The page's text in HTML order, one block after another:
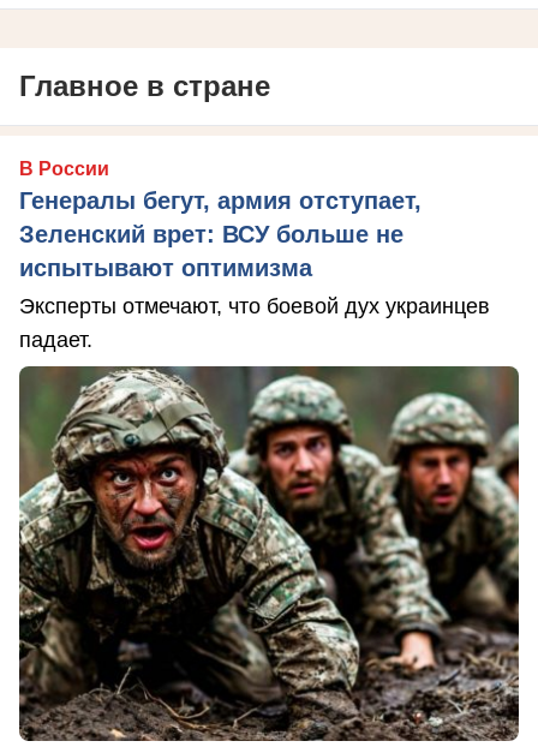
Главное в стране
В России
Генералы бегут, армия отступает,
Зеленский врет: ВСУ больше не
испытывают оптимизма
Эксперты отмечают, что боевой дух украинцев
падает.